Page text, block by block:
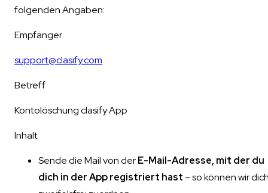
folgenden Angaben:
Empfänger
support@clasify.com
Betreff
Kontolöschung clasify App
Inhalt
Sende die Mail von derE-Mail-Adresse, mit der du
dich in der App registriert hast – so können wir